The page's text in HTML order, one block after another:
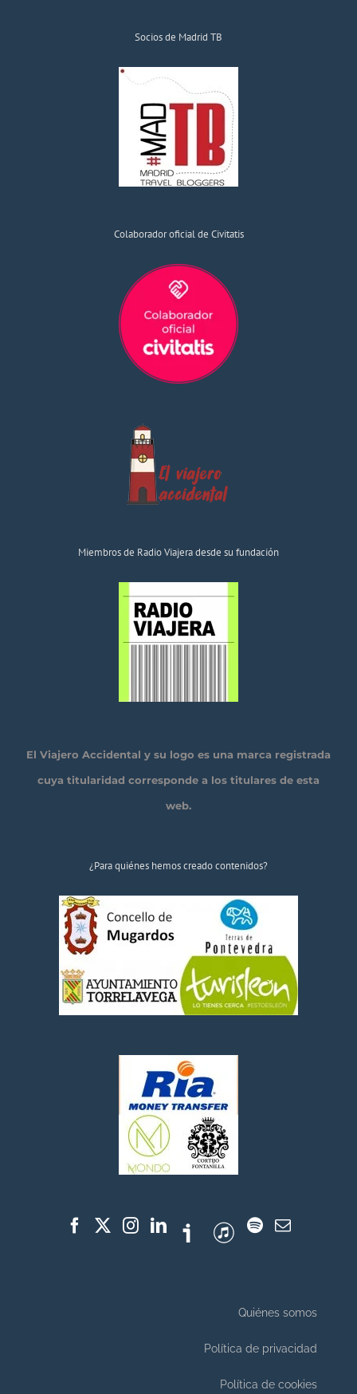
Socios de Madrid TB
Colaborador oficial de Civitatis
Miembros de Radio Viajera desde su fundación
El Viajero Accidental y su logo es una marca registrada
cuya titularidad corresponde a los titulares de esta
web.
¿Para quiénes hemos creado contenidos?
Quiénes somos
Política de privacidad
Política de cookies